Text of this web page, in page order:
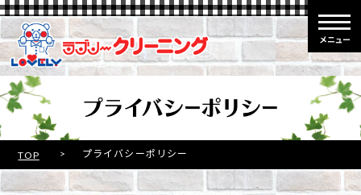
メニュー
TOP > プライバシーポリシー